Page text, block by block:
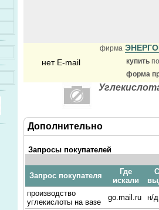
нет E-mail
фирма
купить
форма
Дополнительно
Запросы покупателей
Запрос покупателя
Где
искали
производство
углекислоты на вазе
go.mail.ru
н/д